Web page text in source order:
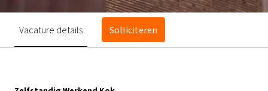
Vacature details Solliciteren